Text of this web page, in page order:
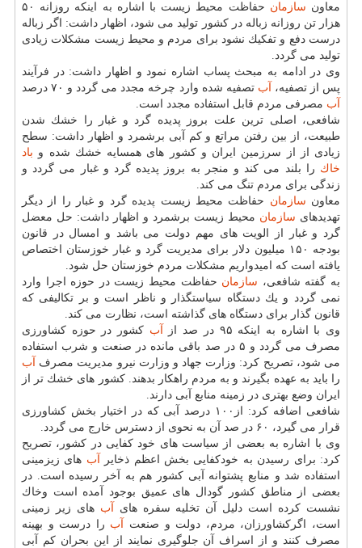
معاون سازمان
حفاظت محیط زیست با اشاره به اینكه روزانه ۵۰
هزار تن روزانه زباله در كشور تولید می شود، اظهار داشت: اگر زباله
درست دفع و تفكیك نشود برای مردم و محیط زیست مشكلات زیادی
تولید می گردد.
وی در ادامه به مبحث پساب اشاره نمود و اظهار داشت: در فرآیند
پس از تصفیه،
آب تصفیه شده وارد چرخه مجدد می گردد و ۷۰ درصد
آب مصرفی مردم قابل استفاده مجدد است.
شافعی، اصلی ترین علت بروز پدیده گرد و غبار را خشك شدن
طبیعت، از بین رفتن مراتع و كم آبی برشمرد و اظهار داشت: سطح
زیادی از از سرزمین ایران و كشور های همسایه خشك شده و باد
خاك را بلند می كند و منجر به بروز پدیده گرد و غبار می گردد و
زندگی برای مردم تنگ می كند.
معاون سازمان حفاظت محیط زیست پدیده گرد و غبار را از دیگر
تهدیدهای سازمان محیط زیست برشمرد و اظهار داشت: حل معضل
گرد و غبار از الویت های مهم دولت می باشد و امسال در قانون
بودجه ۱۵۰ میلیون دلار برای مدیریت گرد و غبار خوزستان اختصاص
یافته است كه امیدواریم مشكلات مردم خوزستان حل شود.
به گفته شافعی، سازمان حفاظت محیط زیست در حوزه اجرا وارد
نمی گردد و یك دستگاه سیاستگذار و ناظر است و بر تكالیفی كه
قانون گذار برای دستگاه های گذاشته است، نظارت می كند.
وی با اشاره به اینكه ۹۵ در صد از
آب كشور در حوزه كشاورزی
مصرف می گردد و ۵ در صد باقی مانده در صنعت و شرب استفاده
می شود، تصریح كرد: وزارت جهاد و وزارت نیرو مدیریت مصرف
آب
را باید به عهده بگیرند و به مردم راهكار بدهند. كشور های خشك تر از
ایران وضع بهتری در زمینه منابع آبی دارند.
شافعی اضافه كرد: از۱۰۰ درصد آبی كه در اختیار بخش كشاورزی
قرار می گیرد، ۶۰ در صد آن به نحوی از دسترس خارج می گردد.
وی با اشاره به بعضی از سیاست های خود كفایی در كشور، تصریح
كرد: برای رسیدن به خودكفایی بخش اعظم ذخایر
آب های زیزمینی
استفاده شد و منابع پشتوانه آبی كشور هم به آخر رسیده است. در
بعضی از مناطق كشور گودال های عمیق بوجود آمده است وخاك
نشست كرده است دلیل آن تخلیه سفره های
آب های زیر زمینی
است، اگركشاورزان، مردم، دولت و صنعت
آب را درست و بهینه
مصرف كنند و از اسراف آن جلوگیری نمایند از این بحران كم آبی